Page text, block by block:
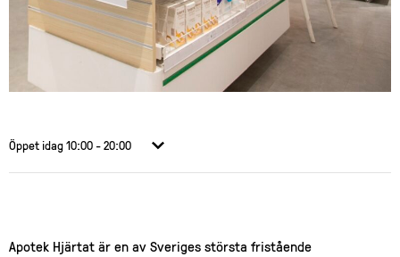
Öppet idag10:00 - 20:00
Apotek Hjärtat är en av Sveriges största fristående